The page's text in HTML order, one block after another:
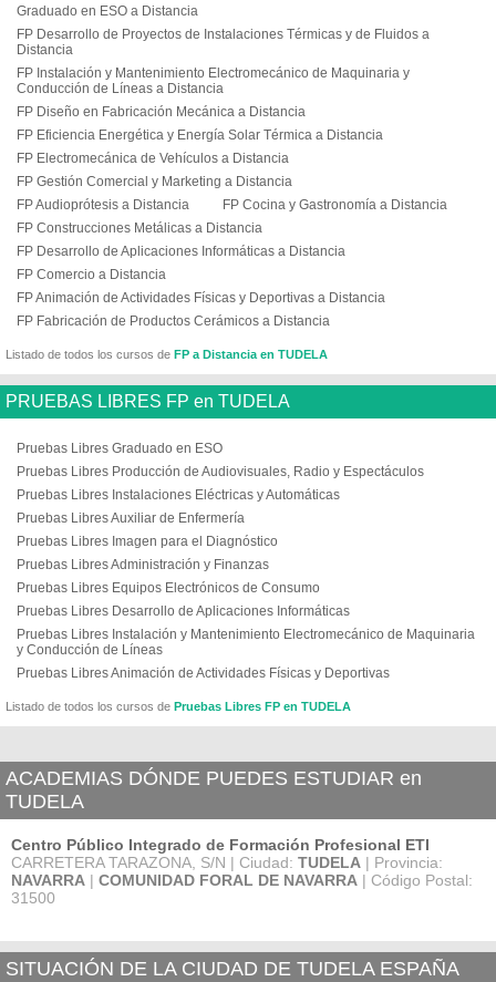
Graduado en ESO a Distancia
FP Desarrollo de Proyectos de Instalaciones Térmicas y de Fluidos a
Distancia
FP Instalación y Mantenimiento Electromecánico de Maquinaria y
Conducción de Líneas a Distancia
FP Diseño en Fabricación Mecánica a Distancia
FP Eficiencia Energética y Energía Solar Térmica a Distancia
FP Electromecánica de Vehículos a Distancia
FP Gestión Comercial y Marketing a Distancia
FP Audioprótesis a Distancia
FP Cocina y Gastronomía a Distancia
FP Construcciones Metálicas a Distancia
FP Desarrollo de Aplicaciones Informáticas a Distancia
FP Comercio a Distancia
FP Animación de Actividades Físicas y Deportivas a Distancia
FP Fabricación de Productos Cerámicos a Distancia
Listado de todos los cursos de FP a Distancia en TUDELA
PRUEBAS LIBRES FP en TUDELA
Pruebas Libres Graduado en ESO
Pruebas Libres Producción de Audiovisuales, Radio y Espectáculos
Pruebas Libres Instalaciones Eléctricas y Automáticas
Pruebas Libres Auxiliar de Enfermería
Pruebas Libres Imagen para el Diagnóstico
Pruebas Libres Administración y Finanzas
Pruebas Libres Equipos Electrónicos de Consumo
Pruebas Libres Desarrollo de Aplicaciones Informáticas
Pruebas Libres Instalación y Mantenimiento Electromecánico de Maquinaria
y Conducción de Líneas
Pruebas Libres Animación de Actividades Físicas y Deportivas
Listado de todos los cursos de Pruebas Libres FP en TUDELA
ACADEMIAS DÓNDE PUEDES ESTUDIAR en
TUDELA
Centro Público Integrado de Formación Profesional ETI
CARRETERA TARAZONA, S/N | Ciudad: TUDELA | Provincia:
NAVARRA | COMUNIDAD FORAL DE NAVARRA | Código Postal:
31500
SITUACIÓN DE LA CIUDAD DE TUDELA ESPAÑA